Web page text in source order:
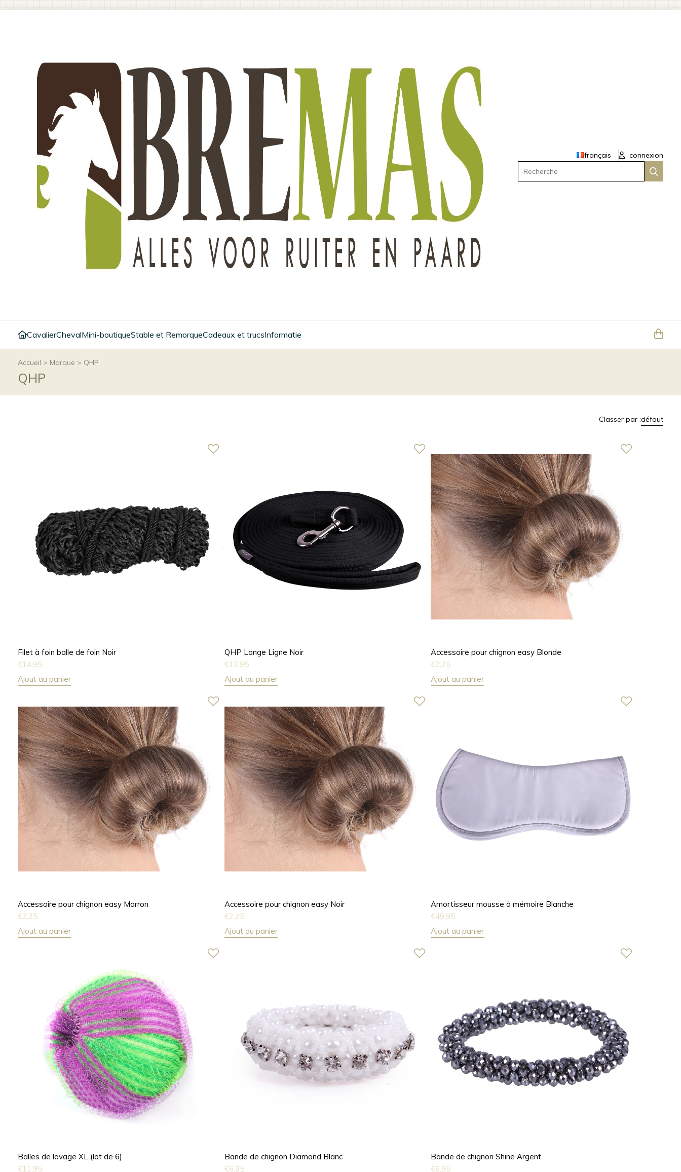
français
connexion
Recherche
CavalierChevalMini-boutiqueStable et RemorqueCadeaux et trucsInformatie
Accueil > Marque > QHP
QHP
Classer par :défaut
Filet à foin balle de foin Noir
€14,95
Ajout au panier
QHP Longe Ligne Noir
€12,95
Ajout au panier
Accessoire pour chignon easy Blonde
€2,25
Ajout au panier
Accessoire pour chignon easy Marron
€2,25
Ajout au panier
Accessoire pour chignon easy Noir
€2,25
Ajout au panier
Amortisseur mousse à mémoire Blanche
€49,95
Ajout au panier
Balles de lavage XL (lot de 6)
€11,95
Bande de chignon Diamond Blanc
€6,95
Bande de chignon Shine Argent
€6,95